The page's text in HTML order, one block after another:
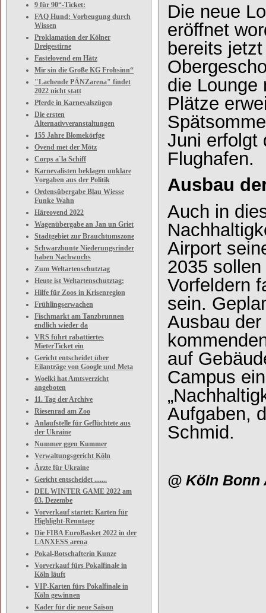
9 für 90“-Ticket:
FAQ Hund: Vorbeugung durch
Wissen
Proklamation der Kölner
Dreigestirne
Fastelovend em Hätz
Mir sin die Große KG Frohsinn“
"Lachende PÄNZarena" findet
2022 nicht statt
Pferde in Karnevalszügen
Die ersten
Alternativveranstaltungen
155 Jahre Blomekörfge
Ovend met der Mötz
Corps a`la Schiff
Karnevalisten beklagen unklare
Vorgaben aus der Politik
Ordensübergabe Blau Wiesse
Funke Wahn
Häreovend 2022
Wagenübergabe an Jan un Griet
Stadtgebiet zur Brauchtumszone
Schwarzbunte Niederungsrinder
haben Nachwuchs
Zum Weltartenschutztag
Heute ist Weltartenschutztag:
Hilfe für Zoos in Krisenregion
Frühlingserwachen
Fischmarkt am Tanzbrunnen
endlich wieder da
VRS führt rabattiertes
MieterTicket ein
Gericht entscheidet über
Eilanträge von Google und Meta
Woelki hat Amtsverzicht
angeboten
11. Tag der Archive
Riesenrad am Zoo
Anlaufstelle für Geflüchtete aus
der Ukraine
Nummer ggen Kummer
Verwaltungsgericht Köln
Ärzte für Ukraine
Gericht entscheidet .......
DEL WINTER GAME 2022 am
03. Dezembe
Vorverkauf startet: Karten für
Highlight-Renntage
Die FIBA EuroBasket 2022 in der
LANXESS arena
Pokal-Botschafterin Kunze
Vorverkauf fürs Pokalfinale in
Köln läuft
VIP-Karten fürs Pokalfinale in
Köln gewinnen
Kader für die neue Saison
Die neue
eröffnet
bereits
die Lounge
Plätze
Juni erfolgt
Flughafen.
Ausbau
Auch in
Airport
2035
Vorfeldern
sein.
Ausbau
auf
Campus
Aufgaben,
Schmid.
@ Köln Bonn